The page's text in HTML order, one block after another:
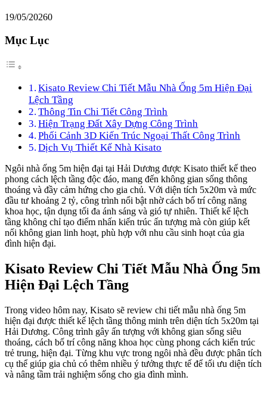
19/05/20260
Mục Lục
Kisato Review Chi Tiết Mẫu Nhà Ống 5m Hiện Đại
Lệch Tầng
Thông Tin Chi Tiết Công Trình
Hiện Trạng Đất Xây Dựng Công Trình
Phối Cảnh 3D Kiến Trúc Ngoại Thất Công Trình
Dịch Vụ Thiết Kế Nhà Kisato
Ngôi nhà ống 5m hiện đại tại Hải Dương được Kisato thiết kế theo
phong cách lệch tầng độc đáo, mang đến không gian sống thông
thoáng và đầy cảm hứng cho gia chủ. Với diện tích 5x20m và mức
đầu tư khoảng 2 tỷ, công trình nổi bật nhờ cách bố trí công năng
khoa học, tận dụng tối đa ánh sáng và gió tự nhiên. Thiết kế lệch
tầng không chỉ tạo điểm nhấn kiến trúc ấn tượng mà còn giúp kết
nối không gian linh hoạt, phù hợp với nhu cầu sinh hoạt của gia
đình hiện đại.
Kisato Review Chi Tiết Mẫu Nhà Ống 5m
Hiện Đại Lệch Tầng
Trong video hôm nay, Kisato sẽ review chi tiết mẫu nhà ống 5m
hiện đại được thiết kế lệch tầng thông minh trên diện tích 5x20m tại
Hải Dương. Công trình gây ấn tượng với không gian sống siêu
thoáng, cách bố trí công năng khoa học cùng phong cách kiến trúc
trẻ trung, hiện đại. Từng khu vực trong ngôi nhà đều được phân tích
cụ thể giúp gia chủ có thêm nhiều ý tưởng thực tế để tối ưu diện tích
và nâng tầm trải nghiệm sống cho gia đình mình.